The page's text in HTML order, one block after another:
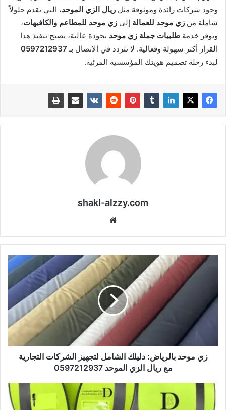
وجود شركات رائدة وموثوقة مثل ريال الزي الموحد، التي تقدم حلولاً
شاملة من زي موحد للعمالة إلى زي موحد للمطاعم والكافيهات،
وتوفر خدمة طلبيات جملة زي موحد بجودة عالية، يصبح تنفيذ هذا
القرار أكثر سهولة وفعالية. لا تتردد في الاتصال بـ 0597212937
لبدء رحلة تصميم هويتك المؤسسية المرئية.
shakl-alzzy.com
زي موحد بالرياض: دليلك الشامل لتجهيز الشركات التجارية
مع ريال الزي الموحد 0597212937